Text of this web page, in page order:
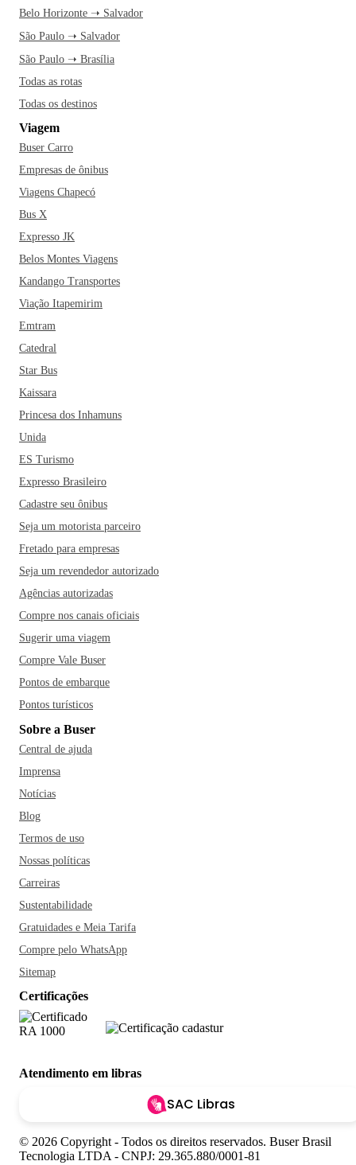
Belo Horizonte ➝ Salvador
São Paulo ➝ Salvador
São Paulo ➝ Brasília
Todas as rotas
Todas os destinos
Viagem
Buser Carro
Empresas de ônibus
Viagens Chapecó
Bus X
Expresso JK
Belos Montes Viagens
Kandango Transportes
Viação Itapemirim
Emtram
Catedral
Star Bus
Kaissara
Princesa dos Inhamuns
Unida
ES Turismo
Expresso Brasileiro
Cadastre seu ônibus
Seja um motorista parceiro
Fretado para empresas
Seja um revendedor autorizado
Agências autorizadas
Compre nos canais oficiais
Sugerir uma viagem
Compre Vale Buser
Pontos de embarque
Pontos turísticos
Sobre a Buser
Central de ajuda
Imprensa
Notícias
Blog
Termos de uso
Nossas políticas
Carreiras
Sustentabilidade
Gratuidades e Meia Tarifa
Compre pelo WhatsApp
Sitemap
Certificações
Atendimento em libras
SAC Libras
© 2026 Copyright - Todos os direitos reservados. Buser Brasil
Tecnologia LTDA - CNPJ: 29.365.880/0001-81